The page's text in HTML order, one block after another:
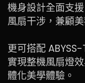
機身設計全面支
風扇干涉，兼顧
更可搭配
實現整機風扇燈
體化美學體驗。